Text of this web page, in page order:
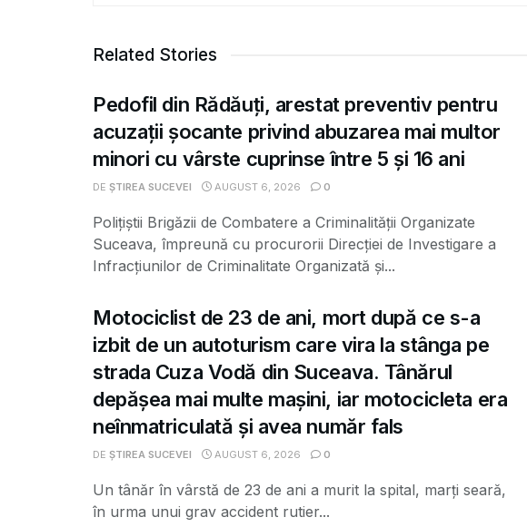
Related Stories
Pedofil din Rădăuți, arestat preventiv pentru
acuzații șocante privind abuzarea mai multor
minori cu vârste cuprinse între 5 și 16 ani
DE ȘTIREA SUCEVEI AUGUST 6, 2026 0
Polițiștii Brigăzii de Combatere a Criminalității Organizate
Suceava, împreună cu procurorii Direcției de Investigare a
Infracțiunilor de Criminalitate Organizată și...
Motociclist de 23 de ani, mort după ce s-a
izbit de un autoturism care vira la stânga pe
strada Cuza Vodă din Suceava. Tânărul
depășea mai multe mașini, iar motocicleta era
neînmatriculată și avea număr fals
DE ȘTIREA SUCEVEI AUGUST 6, 2026 0
Un tânăr în vârstă de 23 de ani a murit la spital, marți seară,
în urma unui grav accident rutier...